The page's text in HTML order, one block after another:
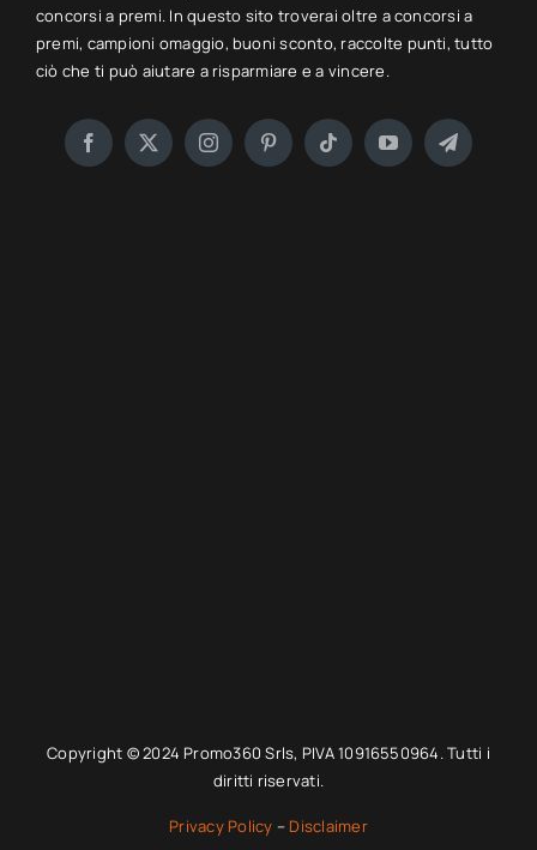
concorsi a premi. In questo sito troverai oltre a concorsi a
premi, campioni omaggio, buoni sconto, raccolte punti, tutto
ciò che ti può aiutare a risparmiare e a vincere.
Copyright © 2024 Promo360 Srls, PIVA 10916550964. Tutti i
diritti riservati.
Privacy Policy – Disclaimer